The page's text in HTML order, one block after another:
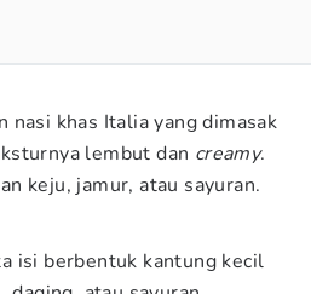
nasi khas Italia yang dimasak
lembut dan creamy.
keju, jamur, atau sayuran.
isi berbentuk kantung kecil